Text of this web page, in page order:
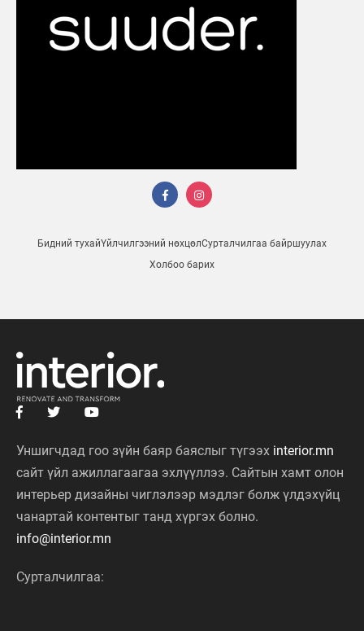
Бидний тухайҮйлчилгээний нөхцөлСурталчилгаа байршуулах
Холбоо барих
Уншигчдад гоо зүйн баяр баяслыг түгээх interior.mn
сайт үйл ажиллагаагаа эхлүүллээ. Сайтын хамт олон
интерьер дизайны чиглэлээр мэдлэг болж үлдэхүйц
чанартай контентыг танд хүргэх болно.
info@interior.mn
Сурталчилгаа: